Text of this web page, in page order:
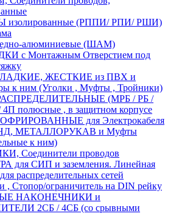
изолированные (РППИ/ РПИ/ РШИ)
алюминиевые (ШАМ)
с Монтажным Отверстием под
ЖЕСТКИЕ из ПВХ и
к ним (Уголки , Муфты , Тройники)
(МРБ / РБ /
полюсные , в защитном корпусе
для Электрокабеля
МЕТАЛЛОРУКАВ и Муфты
к ним)
Соединители проводов
для СИП и заземления. Линейная
распределительных сетей
, Стопор/ограничитель на DIN рейку
НАКОНЕЧНИКИ и
2СБ / 4СБ (со срывными